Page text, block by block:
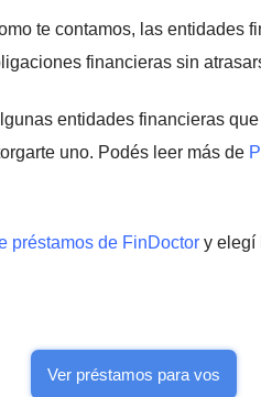
te contamos, las entidades
financieras sin
entidades financieras
uno. Podés leer más de
préstamos de FinDoctor y elegí
Ver préstamos para vos